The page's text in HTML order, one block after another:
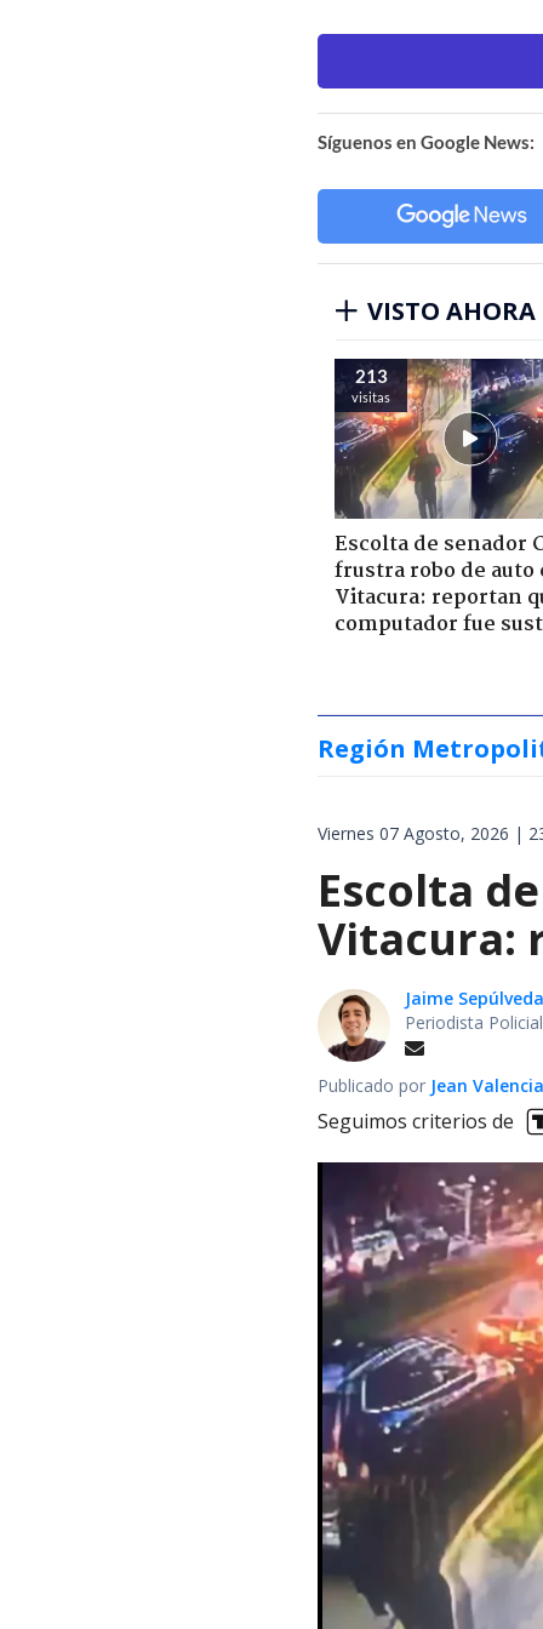
Síguenos en Google News:
VISTO AHORA
213
visitas
Escolta de senador
frustra robo de auto
Vitacura: reportan
computador fue
Región
Viernes 07 Agosto, 2026 |
Escolta
Vitacura:
Jaime Sepúlveda
Periodista
Publicado por Jean Valencia
Seguimos criterios de